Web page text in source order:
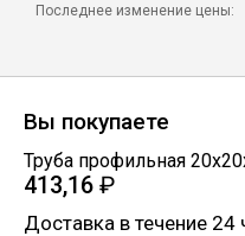
Последнее изменение цены:
Вы покупаете
Труба профильная
413,16 ₽
Доставка в течение 24